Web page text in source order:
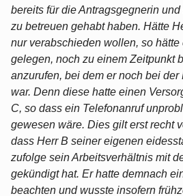
bereits für die Antragsgegnerin
zu betreuen gehabt haben. Hätte
nur verabschieden wollen, so
gelegen, noch zu einem Zeitpunkt
anzurufen, bei dem er noch bei der
war. Denn diese hatte einen
C, so dass ein Telefonanruf
gewesen wäre. Dies gilt erst recht
dass Herr B seiner eigenen
zufolge sein Arbeitsverhältnis mit
gekündigt hat. Er hatte demnach
beachten und wusste insofern